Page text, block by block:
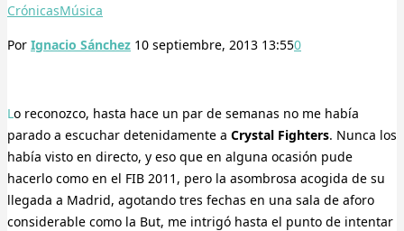
CrónicasMúsica
Por Ignacio Sánchez 10 septiembre, 2013 13:550
Lo reconozco, hasta hace un par de semanas no me había
parado a escuchar detenidamente a Crystal Fighters. Nunca los
había visto en directo, y eso que en alguna ocasión pude
hacerlo como en el FIB 2011, pero la asombrosa acogida de su
llegada a Madrid, agotando tres fechas en una sala de aforo
considerable como la But, me intrigó hasta el punto de intentar